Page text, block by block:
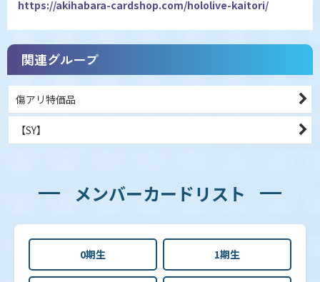
https://akihabara-cardshop.com/hololive-kaitori/
関連グループ
傷アリ特価品
【SY】
メンバーカードリスト
0期生 1期生